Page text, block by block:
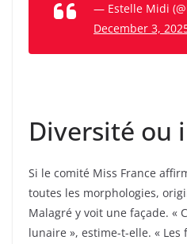
— Estelle Midi
December 3,
Diversité ou
Si le comité Miss France
toutes les morphologies,
Malagré y voit une façade. «
lunaire », estime-t-elle. « Les